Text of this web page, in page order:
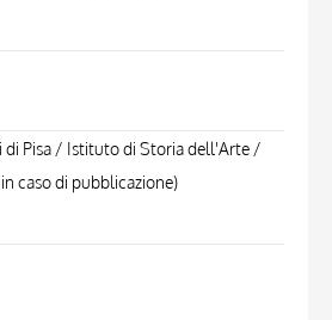
di Pisa / Istituto di Storia dell'Arte /
caso di pubblicazione)